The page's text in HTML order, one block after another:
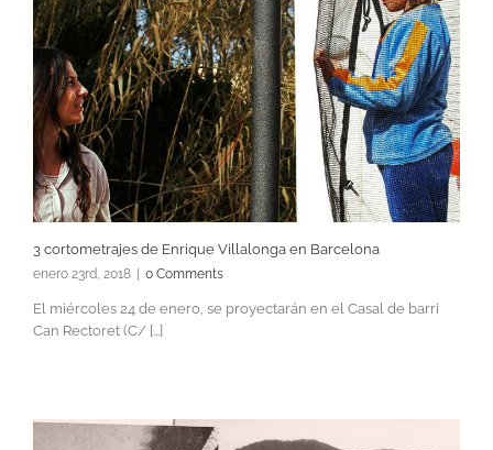
3 cortometrajes de Enrique Villalonga en Barcelona
enero 23rd, 2018 | 0 Comments
El miércoles 24 de enero, se proyectarán en el Casal de barri
Can Rectoret (C/ [...]